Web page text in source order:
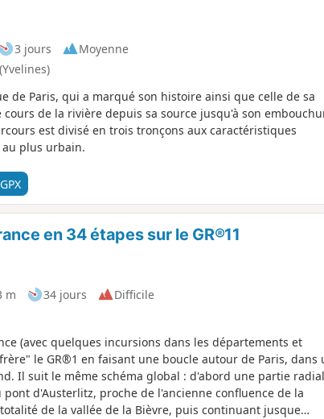
3 jours
Moyenne
de Paris, qui a marqué son histoire ainsi que celle de sa
de la rivière depuis sa source jusqu'à son
est divisé en trois tronçons aux caractéristiques
plus urbain.
en 34 étapes sur le GR®11
m 34 jours
Difficile
(avec quelques incursions dans les départements et
le GR®1 en faisant une boucle autour de Paris, dans
Il suit le même schéma global : d'abord une partie
d'Austerlitz, proche de l'ancienne confluence de la
de la vallée de la Bièvre, puis continuant jusque